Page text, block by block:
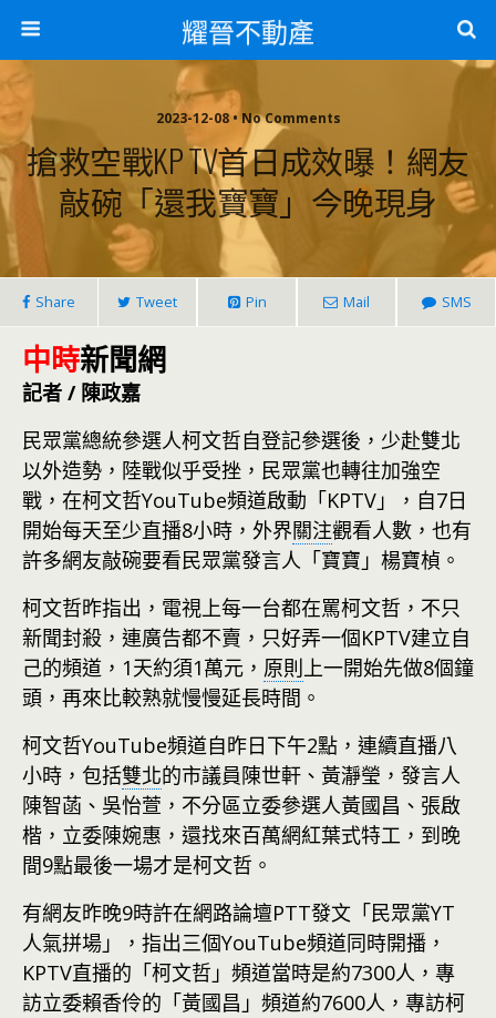
耀晉不動產
2023-12-08 • No Comments
搶救空戰KP TV首日成效曝！網友
敲碗「還我寶寶」今晚現身
Share Tweet Pin Mail SMS
中時新聞網
記者 / 陳政嘉
民眾黨總統參選人柯文哲自登記參選後，少赴雙北
以外造勢，陸戰似乎受挫，民眾黨也轉往加強空
戰，在柯文哲YouTube頻道啟動「KPTV」，自7日
開始每天至少直播8小時，外界關注觀看人數，也有
許多網友敲碗要看民眾黨發言人「寶寶」楊寶楨。
柯文哲昨指出，電視上每一台都在罵柯文哲，不只
新聞封殺，連廣告都不賣，只好弄一個KPTV建立自
己的頻道，1天約須1萬元， 原則上一開始先做8個鐘
頭，再來比較熟就慢慢延長時間。
柯文哲YouTube頻道自昨日下午2點，連續直播八
小時，包括雙北的市議員陳世軒、黃瀞瑩，發言人
陳智菡、吳怡萱，不分區立委參選人黃國昌、張啟
楷，立委陳婉惠，還找來百萬網紅葉式特工，到晚
間9點最後一場才是柯文哲。
有網友昨晚9時許在網路論壇PTT發文「民眾黨YT
人氣拼場」，指出三個YouTube頻道同時開播，
KPTV直播的「柯文哲」頻道當時是約7300人，專
訪立委賴香伶的「黃國昌」頻道約7600人，專訪柯